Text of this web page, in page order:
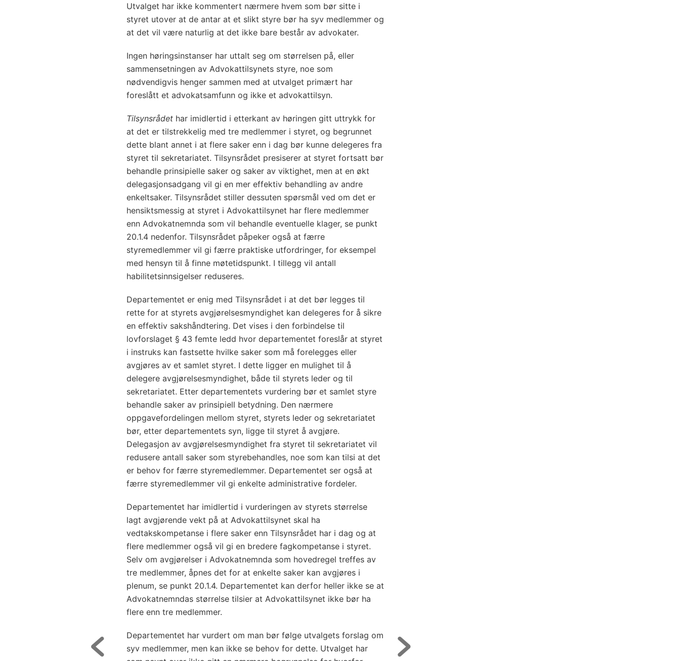
Utvalget har ikke kommentert nærmere hvem som bør sitte i
styret utover at de antar at et slikt styre bør ha syv medlemmer og
at det vil være naturlig at det ikke bare består av advokater.
Ingen høringsinstanser har uttalt seg om størrelsen på, eller
sammensetningen av Advokattilsynets styre, noe som
nødvendigvis henger sammen med at utvalget primært har
foreslått et advokatsamfunn og ikke et advokattilsyn.
Tilsynsrådet har imidlertid i etterkant av høringen gitt uttrykk for
at det er tilstrekkelig med tre medlemmer i styret, og begrunnet
dette blant annet i at flere saker enn i dag bør kunne delegeres fra
styret til sekretariatet. Tilsynsrådet presiserer at styret fortsatt bør
behandle prinsipielle saker og saker av viktighet, men at en økt
delegasjonsadgang vil gi en mer effektiv behandling av andre
enkeltsaker. Tilsynsrådet stiller dessuten spørsmål ved om det er
hensiktsmessig at styret i Advokattilsynet har flere medlemmer
enn Advokatnemnda som vil behandle eventuelle klager, se punkt
20.1.4 nedenfor. Tilsynsrådet påpeker også at færre
styremedlemmer vil gi færre praktiske utfordringer, for eksempel
med hensyn til å finne møtetidspunkt. I tillegg vil antall
habilitetsinnsigelser reduseres.
Departementet er enig med Tilsynsrådet i at det bør legges til
rette for at styrets avgjørelsesmyndighet kan delegeres for å sikre
en effektiv sakshåndtering. Det vises i den forbindelse til
lovforslaget § 43 femte ledd hvor departementet foreslår at styret
i instruks kan fastsette hvilke saker som må forelegges eller
avgjøres av et samlet styret. I dette ligger en mulighet til å
delegere avgjørelsesmyndighet, både til styrets leder og til
sekretariatet. Etter departementets vurdering bør et samlet styre
behandle saker av prinsipiell betydning. Den nærmere
oppgavefordelingen mellom styret, styrets leder og sekretariatet
bør, etter departementets syn, ligge til styret å avgjøre.
Delegasjon av avgjørelsesmyndighet fra styret til sekretariatet vil
redusere antall saker som styrebehandles, noe som kan tilsi at det
er behov for færre styremedlemmer. Departementet ser også at
færre styremedlemmer vil gi enkelte administrative fordeler.
Departementet har imidlertid i vurderingen av styrets størrelse
lagt avgjørende vekt på at Advokattilsynet skal ha
vedtakskompetanse i flere saker enn Tilsynsrådet har i dag og at
flere medlemmer også vil gi en bredere fagkompetanse i styret.
Selv om avgjørelser i Advokatnemnda som hovedregel treffes av
tre medlemmer, åpnes det for at enkelte saker kan avgjøres i
plenum, se punkt 20.1.4. Departementet kan derfor heller ikke se at
Advokatnemndas størrelse tilsier at Advokattilsynet ikke bør ha
flere enn tre medlemmer.
Departementet har vurdert om man bør følge utvalgets forslag om
syv medlemmer, men kan ikke se behov for dette. Utvalget har